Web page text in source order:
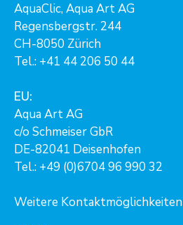
AquaClic, Aqua Art AG
Regensbergstr. 244
CH-8050 Zürich
Tel.: +41 44 206 50 44
EU:
Aqua Art AG
c/o Schmeiser GbR
DE-82041 Deisenhofen
Tel.: +49 (0)6704 96 990 32
Weitere Kontaktmöglichkeiten